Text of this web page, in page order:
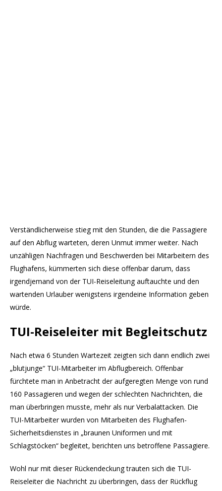
Verständlicherweise stieg mit den Stunden, die die Passagiere
auf den Abflug warteten, deren Unmut immer weiter. Nach
unzähligen Nachfragen und Beschwerden bei Mitarbeitern des
Flughafens, kümmerten sich diese offenbar darum, dass
irgendjemand von der TUI-Reiseleitung auftauchte und den
wartenden Urlauber wenigstens irgendeine Information geben
würde.
TUI-Reiseleiter mit Begleitschutz
Nach etwa 6 Stunden Wartezeit zeigten sich dann endlich zwei
„blutjunge“ TUI-Mitarbeiter im Abflugbereich. Offenbar
fürchtete man in Anbetracht der aufgeregten Menge von rund
160 Passagieren und wegen der schlechten Nachrichten, die
man überbringen musste, mehr als nur Verbalattacken. Die
TUI-Mitarbeiter wurden von Mitarbeiten des Flughafen-
Sicherheitsdienstes in „braunen Uniformen und mit
Schlagstöcken“ begleitet, berichten uns betroffene Passagiere.
Wohl nur mit dieser Rückendeckung trauten sich die TUI-
Reiseleiter die Nachricht zu überbringen, dass der Rückflug